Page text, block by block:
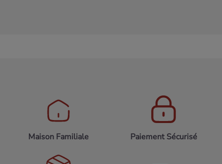
Maison Familiale Paiement Sécurisé